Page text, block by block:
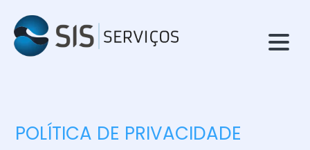
POLÍTICA DE PRIVACIDADE